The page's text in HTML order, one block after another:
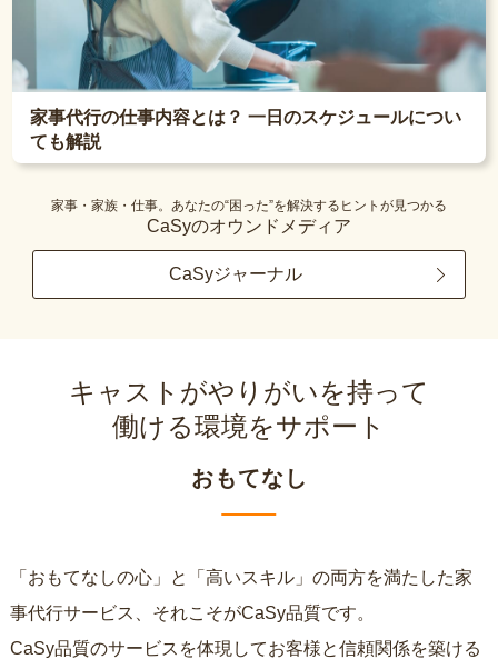
家事代行の仕事内容とは？ 一日のスケジュールについ
ても解説
家事・家族・仕事。あなたの“困った”を解決するヒントが見つかる
CaSyのオウンドメディア
CaSyジャーナル
キャストがやりがいを持って
働ける環境をサポート
おもてなし
「おもてなしの心」と「高いスキル」の両方を満たした家
事代行サービス、それこそがCaSy品質です。
CaSy品質のサービスを体現してお客様と信頼関係を築ける